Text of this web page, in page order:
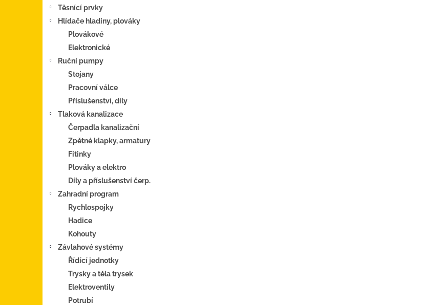
Těsnící prvky
Hlídače hladiny, plováky
Plovákové
Elektronické
Ruční pumpy
Stojany
Pracovní válce
Příslušenství, díly
Tlaková kanalizace
Čerpadla kanalizační
Zpětné klapky, armatury
Fitinky
Plováky a elektro
Díly a příslušenství čerp.
Zahradní program
Rychlospojky
Hadice
Kohouty
Závlahové systémy
Řídící jednotky
Trysky a těla trysek
Elektroventily
Potrubí